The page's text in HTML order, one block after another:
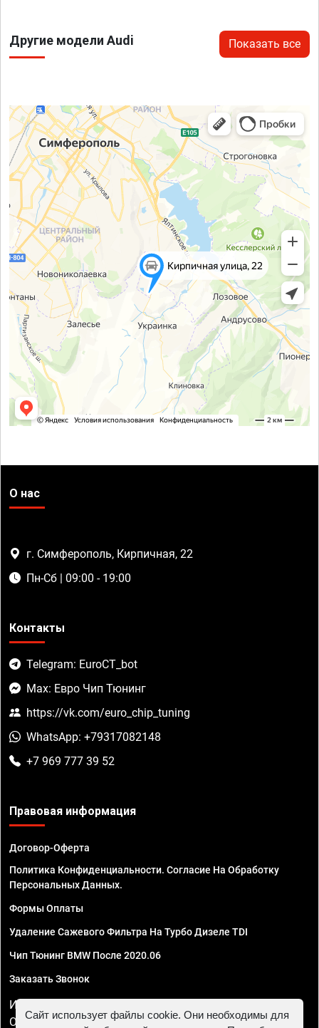
Другие модели Audi Показать все
О нас
г. Симферополь, Кирпичная, 22
Пн-Сб | 09:00 - 19:00
Контакты
Telegram: EuroCT_bot
Max: Евро Чип Тюнинг
https://vk.com/euro_chip_tuning
WhatsApp: +79317082148
+7 969 777 39 52
Правовая информация
Договор-Оферта
Политика Конфиденциальности. Согласие На Обработку
Персональных Данных.
Формы Оплаты
Удаление Сажевого Фильтра На Турбо Дизеле TDI
Чип Тюнинг BMW После 2020.06
Заказать Звонок
ИП Смирнов Георгий Павлович. ИНН 781302555843,
ОГРНИП 324470400032610
Сайт использует файлы cookie. Они необходимы для